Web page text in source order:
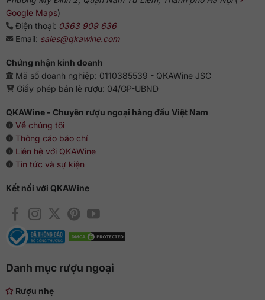
chính hãngtốt nhất thị trường. Quý khách hãy liên hệ hotline
0363 90 9636hoặc truy cập
chi tiếtrượu vang nhập khẩu tại TPHCM
Google Maps)
Điện thoại: 0363 909 636
Email: sales@qkawine.com
Chứng nhận kinh doanh
Mã số doanh nghiệp: 0110385539 - QKAWine JSC
Giấy phép bán lẻ rượu: 04/GP-UBND
QKAWine - Chuyên rượu ngoại hàng đầu Việt Nam
Về chúng tôi
Thông cáo báo chí
Liên hệ với QKAWine
Tin tức và sự kiện
Kết nối với QKAWine
Danh mục rượu ngoại
Rượu nhẹ